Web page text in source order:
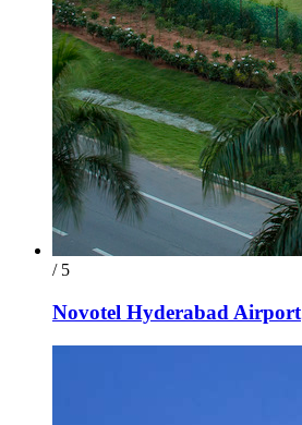
/ 5
Novotel Hyderabad Airport